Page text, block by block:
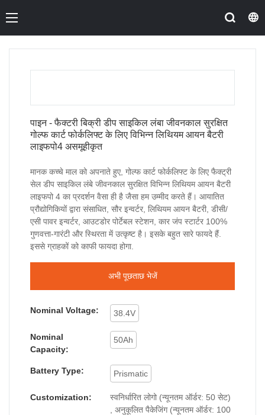
पाइन - फैक्टरी बिक्री डीप साइकिल लंबा जीवनकाल सुरक्षित
गोल्फ कार्ट फोर्कलिफ्ट के लिए विभिन्न लिथियम आयन बैटरी
लाइफपो4 असमूहीकृत
मानक कच्चे माल को अपनाते हुए, गोल्फ कार्ट फोर्कलिफ्ट के लिए फैक्ट्री
सेल डीप साइकिल लंबे जीवनकाल सुरक्षित विभिन्न लिथियम आयन बैटरी
लाइफपो 4 का प्रदर्शन वैसा ही है जैसा हम उम्मीद करते हैं। आयातित
प्रौद्योगिकियों द्वारा संसाधित, सौर इन्वर्टर, लिथियम आयन बैटरी, डीसी/
एसी पावर इन्वर्टर, आउटडोर पोर्टेबल स्टेशन, कार जंप स्टार्टर 100%
गुणवत्ता-गारंटी और स्थिरता में उत्कृष्ट है। इसके बहुत सारे फायदे हैं.
इससे ग्राहकों को काफी फायदा होगा.
अभी पूछताछ भेजें
Nominal Voltage: 38.4V
Nominal
Capacity:
50Ah
Battery Type: Prismatic
Customization:
स्वनिर्धारित लोगो (न्यूनतम ऑर्डर: 50 सेट)
, अनुकूलित पैकेजिंग (न्यूनतम ऑर्डर: 100